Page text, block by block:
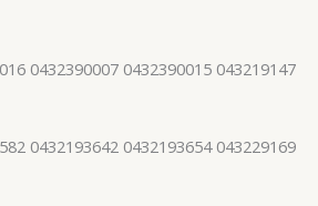
0432390007 0432390015 043219147
0432193642 0432193654 043229169